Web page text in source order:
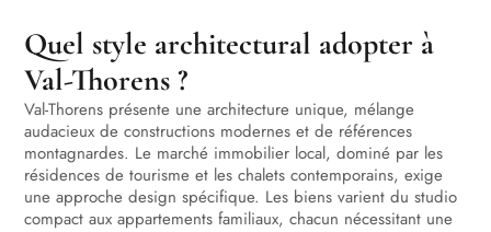
Quel style architectural adopter à
Val-Thorens ?
Val-Thorens présente une architecture unique, mélange
audacieux de constructions modernes et de références
montagnardes. Le marché immobilier local, dominé par les
résidences de tourisme et les chalets contemporains, exige
une approche design spécifique. Les biens varient du studio
compact aux appartements familiaux, chacun nécessitant une